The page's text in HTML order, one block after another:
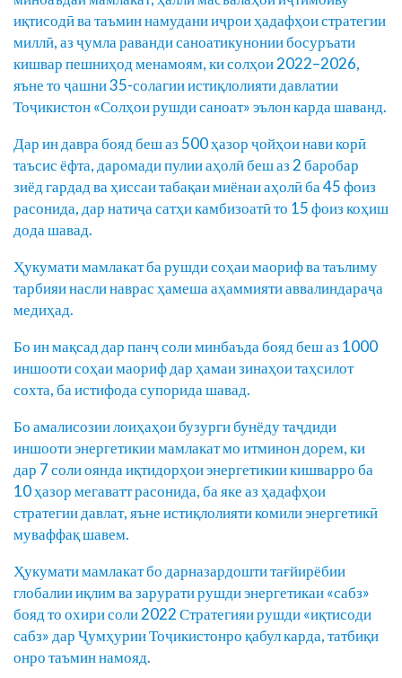
иқтисодӣ ва таъмин намудани иҷрои ҳадафҳои стратегии
миллӣ, аз ҷумла раванди саноатикунонии босуръати
кишвар пешниҳод менамоям, ки солҳои 2022–2026,
яъне то ҷашни 35-солагии истиқлолияти давлатии
Тоҷикистон «Солҳои рушди саноат» эълон карда шаванд.
Дар ин давра бояд беш аз 500 ҳазор ҷойҳои нави корӣ
таъсис ёфта, даромади пулии аҳолӣ беш аз 2 баробар
зиёд гардад ва ҳиссаи табақаи миёнаи аҳолӣ ба 45 фоиз
расонида, дар натиҷа сатҳи камбизоатӣ то 15 фоиз коҳиш
дода шавад.
Ҳукумати мамлакат ба рушди соҳаи маориф ва таълиму
тарбияи насли наврас ҳамеша аҳаммияти аввалиндараҷа
медиҳад.
Бо ин мақсад дар панҷ соли минбаъда бояд беш аз 1000
иншооти соҳаи маориф дар ҳамаи зинаҳои таҳсилот
сохта, ба истифода супорида шавад.
Бо амалисозии лоиҳаҳои бузурги бунёду таҷдиди
иншооти энергетикии мамлакат мо итминон дорем, ки
дар 7 соли оянда иқтидорҳои энергетикии кишварро ба
10 ҳазор мегаватт расонида, ба яке аз ҳадафҳои
стратегии давлат, яъне истиқлолияти комили энергетикӣ
муваффақ шавем.
Ҳукумати мамлакат бо дарназардошти тағйирёбии
глобалии иқлим ва зарурати рушди энергетикаи «сабз»
бояд то охири соли 2022 Стратегияи рушди «иқтисоди
сабз» дар Ҷумҳурии Тоҷикистонро қабул карда, татбиқи
онро таъмин намояд.